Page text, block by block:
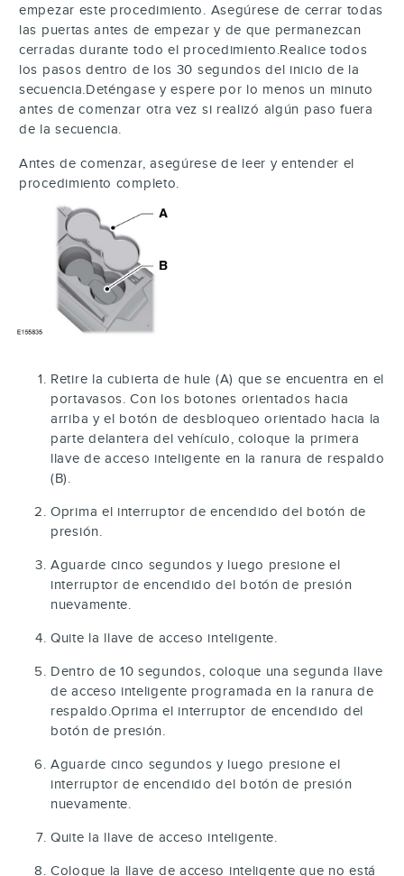
empezar este procedimiento. Asegúrese de cerrar todas
las puertas antes de empezar y de que permanezcan
cerradas durante todo el procedimiento.Realice todos
los pasos dentro de los 30 segundos del inicio de la
secuencia.Deténgase y espere por lo menos un minuto
antes de comenzar otra vez si realizó algún paso fuera
de la secuencia.
Antes de comenzar, asegúrese de leer y entender el
procedimiento completo.
Retire la cubierta de hule (A) que se encuentra en el
portavasos. Con los botones orientados hacia
arriba y el botón de desbloqueo orientado hacia la
parte delantera del vehículo, coloque la primera
llave de acceso inteligente en la ranura de respaldo
(B).
Oprima el interruptor de encendido del botón de
presión.
Aguarde cinco segundos y luego presione el
interruptor de encendido del botón de presión
nuevamente.
Quite la llave de acceso inteligente.
Dentro de 10 segundos, coloque una segunda llave
de acceso inteligente programada en la ranura de
respaldo.Oprima el interruptor de encendido del
botón de presión.
Aguarde cinco segundos y luego presione el
interruptor de encendido del botón de presión
nuevamente.
Quite la llave de acceso inteligente.
Coloque la llave de acceso inteligente que no está